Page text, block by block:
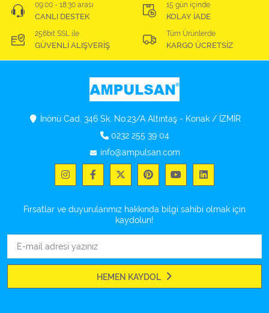
09:00 - 18:30 arası
CANLI DESTEK
15 gün içinde
KOLAY İADE
256bit SSL ile
GÜVENLİ ALIŞVERİŞ
Tüm Ürünlerde
KARGO ÜCRETSİZ
İnönü Cad. 346 Sk. No:23/A Altıntaş - Konak / İZMİR
0232 255 39 04
info@ampulsan.com
Fırsatlar ve duyurularımız hakkında bilgi sahibi olmak için
kaydolun!
HEMEN KAYDOL